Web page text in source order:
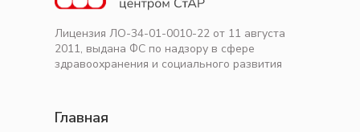
Лицензия ЛО-34-01-0010-22 от 11 августа
2011, выдана ФС по надзору в сфере
здравоохранения и социального развития
Главная